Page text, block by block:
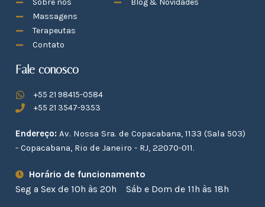
Sobre nós
Massagens
Terapeutas
Contato
Blog & Novidades
Fale conosco
+55 21 98415-0584
+55 21 3547-9353
Endereço: Av. Nossa Sra. de Copacabana, 1133 (Sala 503)
- Copacabana, Rio de Janeiro - RJ, 22070-011.
Horário de funcionamento
Seg a Sex de 10h às 20h
Sáb e Dom de 11h às 18h